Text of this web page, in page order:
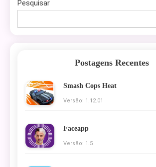
Pesquisar
Postagens Recentes
Smash Cops Heat
Versão: 1.12.01
Faceapp
Versão: 1.5